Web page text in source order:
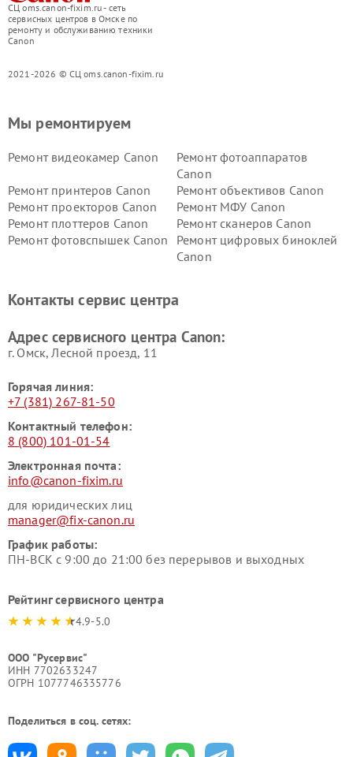
СЦ oms.canon-fixim.ru - сеть
сервисных центров в Омске по
ремонту и обслуживанию техники
Canon
2021-2026 © СЦ oms.canon-fixim.ru
Мы ремонтируем
Ремонт видеокамер Canon
Ремонт фотоаппаратов
Canon
Ремонт принтеров Canon
Ремонт объективов Canon
Ремонт проекторов Canon
Ремонт МФУ Canon
Ремонт плоттеров Canon
Ремонт сканеров Canon
Ремонт фотовспышек Canon
Ремонт цифровых биноклей
Canon
Контакты сервис центра
Адрес сервисного центра Canon:
г. Омск, ​Лесной проезд, 11
Горячая линия:
+7 (381) 267-81-50
Контактный телефон:
8 (800) 101-01-54
Электронная почта:
info@canon-fixim.ru
для юридических лиц
manager@fix-canon.ru
График работы:
ПН-ВСК с 9:00 до 21:00 без перерывов и выходных
Рейтинг сервисного центра
4.9-5.0
ООО "Русервис"
ИНН 7702633247
ОГРН 1077746335776
Поделиться в соц. сетях: